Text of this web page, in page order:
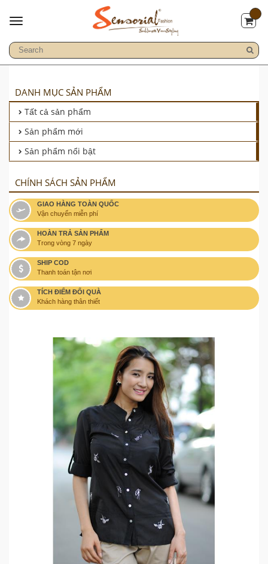
DANH MỤC SẢN PHẨM
Tất cả sản phẩm
Sản phẩm mới
Sản phẩm nổi bật
CHÍNH SÁCH SẢN PHẨM
GIAO HÀNG TOÀN QUỐC
Vận chuyển miễn phí
HOÀN TRẢ SẢN PHẨM
Trong vòng 7 ngày
SHIP COD
Thanh toán tận nơi
TÍCH ĐIỂM ĐỔI QUÀ
Khách hàng thân thiết